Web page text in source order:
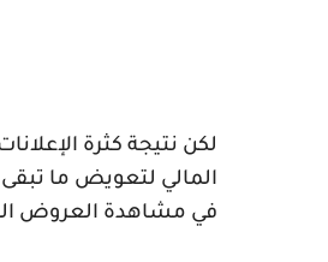
لكن نتيجة كثرة
المالي لتعويض ما
في مشاهدة العروض